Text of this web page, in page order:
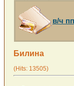
в/ч
Билина
(Hits: 13505)